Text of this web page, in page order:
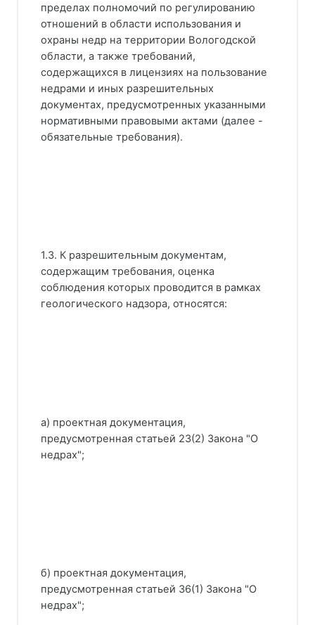
пределах полномочий по регулированию
отношений в области использования и
охраны недр на территории Вологодской
области, а также требований,
содержащихся в лицензиях на пользование
недрами и иных разрешительных
документах, предусмотренных указанными
нормативными правовыми актами (далее -
обязательные требования).
1.3. К разрешительным документам,
содержащим требования, оценка
соблюдения которых проводится в рамках
геологического надзора, относятся:
а) проектная документация,
предусмотренная статьей 23(2) Закона "О
недрах";
б) проектная документация,
предусмотренная статьей 36(1) Закона "О
недрах";